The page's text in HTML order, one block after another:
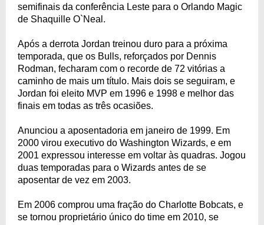
semifinais da conferência Leste para o Orlando Magic
de Shaquille O`Neal.
Após a derrota Jordan treinou duro para a próxima
temporada, que os Bulls, reforçados por Dennis
Rodman, fecharam com o recorde de 72 vitórias a
caminho de mais um título. Mais dois se seguiram, e
Jordan foi eleito MVP em 1996 e 1998 e melhor das
finais em todas as três ocasiões.
Anunciou a aposentadoria em janeiro de 1999. Em
2000 virou executivo do Washington Wizards, e em
2001 expressou interesse em voltar às quadras. Jogou
duas temporadas para o Wizards antes de se
aposentar de vez em 2003.
Em 2006 comprou uma fração do Charlotte Bobcats, e
se tornou proprietário único do time em 2010, se